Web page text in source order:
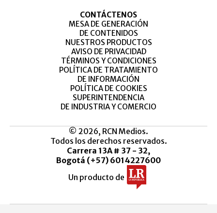
CONTÁCTENOS
MESA DE GENERACIÓN
DE CONTENIDOS
NUESTROS PRODUCTOS
AVISO DE PRIVACIDAD
TÉRMINOS Y CONDICIONES
POLÍTICA DE TRATAMIENTO
DE INFORMACIÓN
POLÍTICA DE COOKIES
SUPERINTENDENCIA
DE INDUSTRIA Y COMERCIO
© 2026, RCN Medios.
Todos los derechos reservados.
Carrera 13A # 37 - 32,
Bogotá (+57) 6014227600
Un producto de